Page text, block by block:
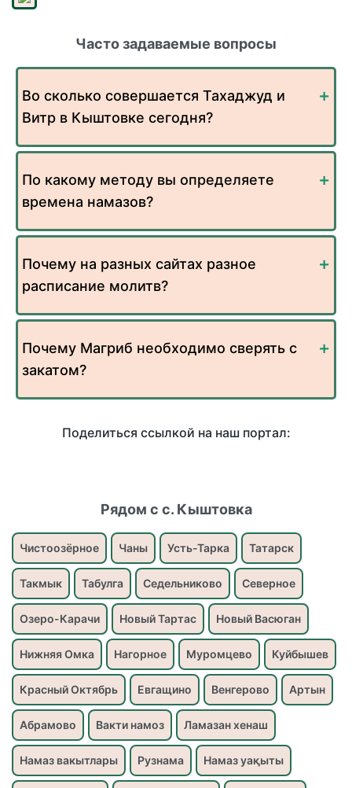
Часто задаваемые вопросы
Во сколько совершается Тахаджуд и
Витр в Кыштовке сегодня?
По какому методу вы определяете
времена намазов?
Почему на разных сайтах разное
расписание молитв?
Почему Магриб необходимо сверять с
закатом?
Поделиться ссылкой на наш портал:
Рядом с с. Кыштовка
Чистоозёрное Чаны Усть-Тарка Татарск
Такмык Табулга Седельниково Северное
Озеро-Карачи Новый Тартас Новый Васюган
Нижняя Омка Нагорное Муромцево Куйбышев
Красный Октябрь Евгащино Венгерово Артын
Абрамово Вакти намоз Ламазан хенаш
Намаз вакытлары Рузнама Намаз уақыты